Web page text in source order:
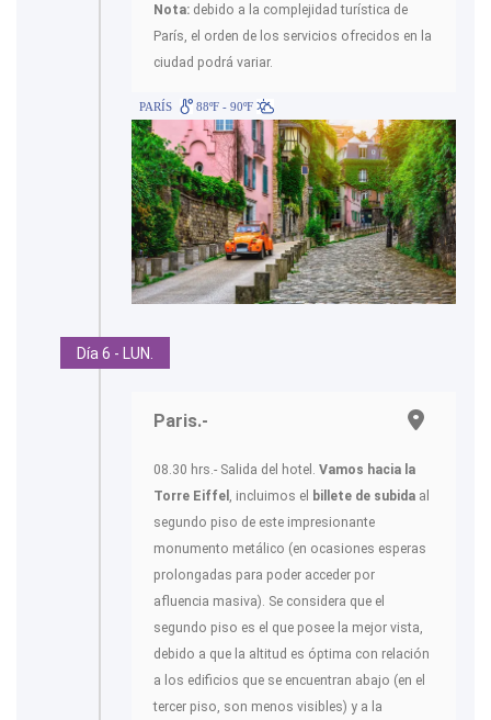
Nota: debido a la complejidad turística de
París, el orden de los servicios ofrecidos en la
ciudad podrá variar.
PARÍS 88ºF - 90ºF
Día 6 - LUN.
Paris.-
08.30 hrs.- Salida del hotel. Vamos hacia la
Torre Eiffel , incluimos el billete de subida al
segundo piso de este impresionante
monumento metálico (en ocasiones esperas
prolongadas para poder acceder por
afluencia masiva). Se considera que el
segundo piso es el que posee la mejor vista,
debido a que la altitud es óptima con relación
a los edificios que se encuentran abajo (en el
tercer piso, son menos visibles) y a la